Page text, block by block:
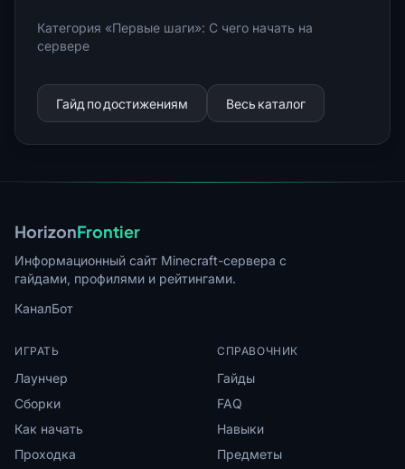
Категория «Первые шаги»: С чего начать на
сервере
Гайд по достижениям Весь каталог
HorizonFrontier
Информационный сайт Minecraft-сервера с
гайдами, профилями и рейтингами.
КаналБот
ИГРАТЬ
Лаунчер
Сборки
Как начать
Проходка
СПРАВОЧНИК
Гайды
FAQ
Навыки
Предметы